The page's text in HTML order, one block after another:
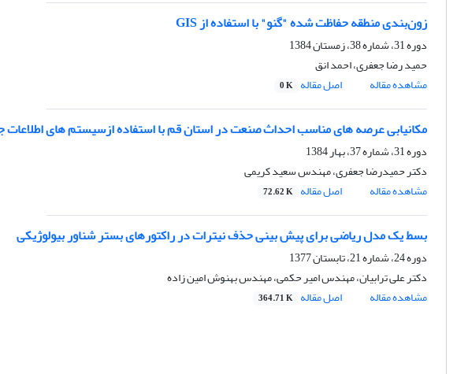
زون‌بندی منطقه حفاظت شده "گنو" با استفاده از GIS
دوره 31، شماره 38، زمستان 1384
حمید رضا جعفری، احمد انق
مشاهده مقاله
اصل مقاله 0 K
مکانیابی عرصه های مناسب احداث صنعت در استان قم با استفاده ازسیستم های اطلاعات
دوره 31، شماره 37، بهار 1384
دکتر حمیدرضا جعفری، مهندس سعید کریمی
مشاهده مقاله
اصل مقاله 72.62 K
بسط یک مدل ریاضی برای پیش بینی حذف نیترات در راکتورهای بستر شناور بیولوژیکی
دوره 24، شماره 21، تابستان 1377
دکتر علی ترابیان، مهندس امیر حکمی، مهندس بهنوش امین زاده
مشاهده مقاله
اصل مقاله 364.71 K